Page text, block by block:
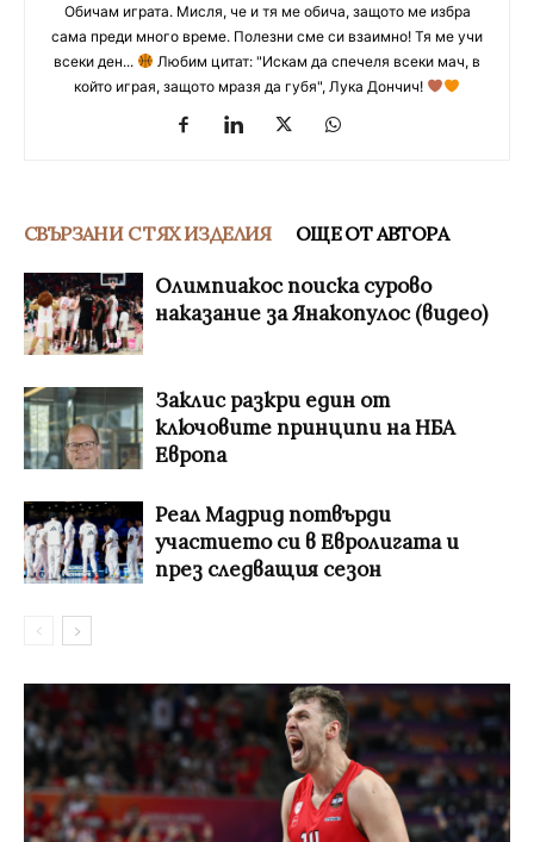
Обичам играта. Мисля, че и тя ме обича, защото ме избра
сама преди много време. Полезни сме си взаимно! Тя ме учи
всеки ден...
Любим цитат: "Искам да спечеля всеки мач, в
който играя, защото мразя да губя", Лука Дончич!
СВЪРЗАНИ С ТЯХ ИЗДЕЛИЯ ОЩЕ ОТ АВТОРА
Олимпиакос поиска сурово
наказание за Янакопулос (видео)
Заклис разкри един от
ключовите принципи на НБА
Европа
Реал Мадрид потвърди
участието си в Евролигата и
през следващия сезон